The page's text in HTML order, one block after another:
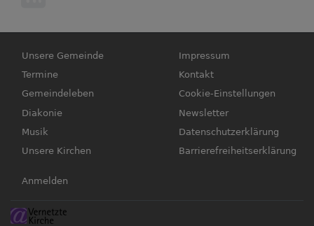
Hauptnavigation
Unsere Gemeinde
Termine
Gemeindeleben
Diakonie
Musik
Unsere Kirchen
Fußbereichsmenü
Impressum
Kontakt
Cookie-Einstellungen
Newsletter
Datenschutzerklärung
Barrierefreiheitserklärung
Benutzermenü
Anmelden